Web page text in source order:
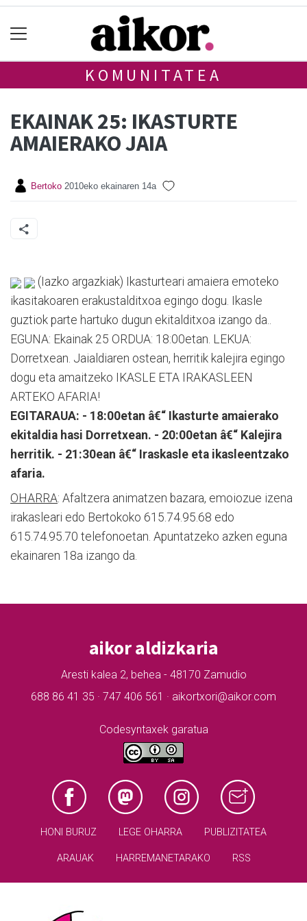
KOMUNITATEA
EKAINAK 25: IKASTURTE
AMAIERAKO JAIA
Bertoko 2010eko ekainaren 14a
(Iazko argazkiak) Ikasturteari amaiera emoteko
ikasitakoaren erakustalditxoa egingo dogu. Ikasle
guztiok parte hartuko dugun ekitalditxoa izango da..
EGUNA: Ekainak 25 ORDUA: 18:00etan. LEKUA:
Dorretxean. Jaialdiaren ostean, herritik kalejira egingo
dogu eta amaitzeko IKASLE ETA IRAKASLEEN
ARTEKO AFARIA!
EGITARAUA: - 18:00etan â€“ Ikasturte amaierako
ekitaldia hasi Dorretxean. - 20:00etan â€“ Kalejira
herritik. - 21:30ean â€“ Iraskasle eta ikasleentzako
afaria.
OHARRA: Afaltzera animatzen bazara, emoiozue izena
irakasleari edo Bertokoko 615.74.95.68 edo
615.74.95.70 telefonoetan. Apuntatzeko azken eguna
ekainaren 18a izango da.
aikor aldizkaria
Aresti kalea 2, behea - 48170 Zamudio
688 86 41 35 · 747 406 561 · aikortxori@aikor.com
Codesyntaxek garatua
HONI BURUZ LEGE OHARRA PUBLIZITATEA
ARAUAK HARREMANETARAKO RSS